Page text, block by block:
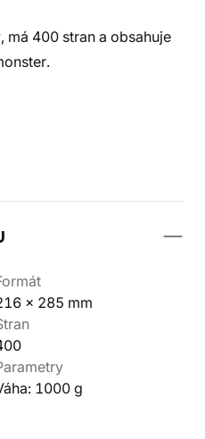
má 400 stran a obsahuje
x 285 mm
1000 g